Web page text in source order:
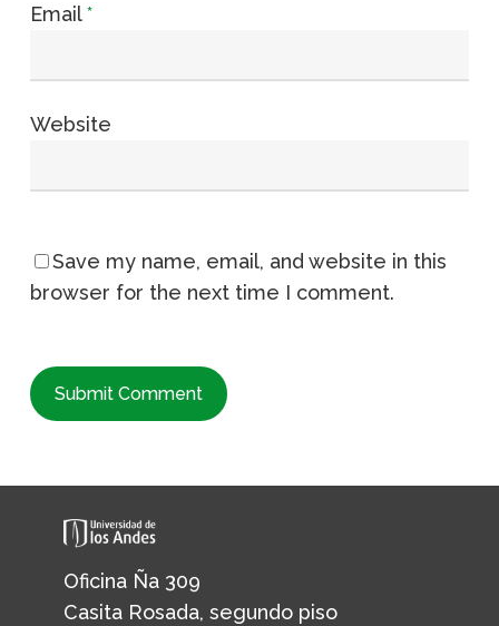
Email*
Website
Save my name, email, and website in this
browser for the next time I comment.
Oficina Ña 309
Casita Rosada, segundo piso